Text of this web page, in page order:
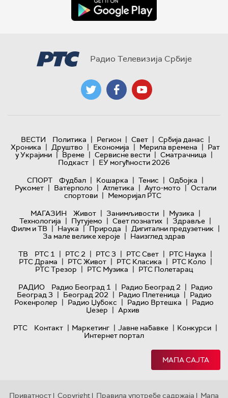
Радио Телевизија Србије
ВЕСТИ Политика | Регион | Свет | Србија данас |
Хроника | Друштво | Економија | Мерила времена | Рат
у Украјини | Време | Сервисне вести | Сматрачница |
Подкаст | ЕУ могућности 2026
СПОРТ
Фудбал | Кошарка | Тенис | Одбојка |
Рукомет | Ватерполо | Атлетика | Ауто-мото | Остали
спортови | Меморијал РТС
МАГАЗИН
Живот | Занимљивости | Музика |
Технологијa | Путујемо | Свет познатих | Здравље |
Филм и ТВ | Наука | Природа | Дигитални предузетник |
За мале велике хероје | Наизглед здрав
ТВ
РТС 1 | РТС 2 | РТС 3 | РТС Свет | РТС Наука |
РТС Драма | РТС Живот | РТС Класика | РТС Коло |
РТС Трезор | РТС Музика | РТС Полетарац
РАДИО
Радио Београд 1 | Радио Београд 2 | Радио
Београд 3 | Београд 202 | Радио Плетеница | Радио
Рокенролер | Радио Џубокс | Радио Вртешка | Радио
Џезер | Архив
РТС
Контакт | Маркетинг | Јавне набавке | Конкурси |
Интернет портал
МАПА САЈТА
Приватност | Copyright | Правила употребе садржаја | Мапа